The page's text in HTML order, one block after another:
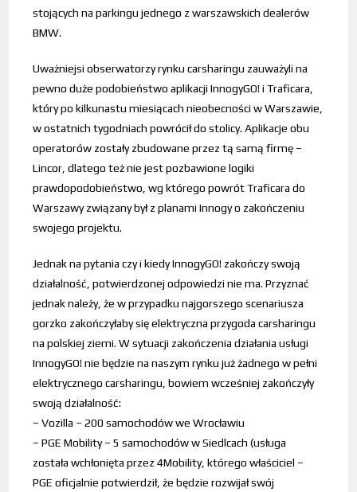
stojących na parkingu jednego z warszawskich dealerów
BMW.
Uważniejsi obserwatorzy rynku carsharingu zauważyli na
pewno duże podobieństwo aplikacji InnogyGO! i Traficara,
który po kilkunastu miesiącach nieobecności w Warszawie,
w ostatnich tygodniach powrócił do stolicy. Aplikacje obu
operatorów zostały zbudowane przez tą samą firmę –
Lincor, dlatego też nie jest pozbawione logiki
prawdopodobieństwo, wg którego powrót Traficara do
Warszawy związany był z planami Innogy o zakończeniu
swojego projektu.
Jednak na pytania czy i kiedy InnogyGO! zakończy swoją
działalność, potwierdzonej odpowiedzi nie ma. Przyznać
jednak należy, że w przypadku najgorszego scenariusza
gorzko zakończyłaby się elektryczna przygoda carsharingu
na polskiej ziemi. W sytuacji zakończenia działania usługi
InnogyGO! nie będzie na naszym rynku już żadnego w pełni
elektrycznego carsharingu, bowiem wcześniej zakończyły
swoją działalność:
– Vozilla – 200 samochodów we Wrocławiu
– PGE Mobility – 5 samochodów w Siedlcach (usługa
została wchłonięta przez 4Mobility, którego właściciel –
PGE oficjalnie potwierdził, że będzie rozwijał swój